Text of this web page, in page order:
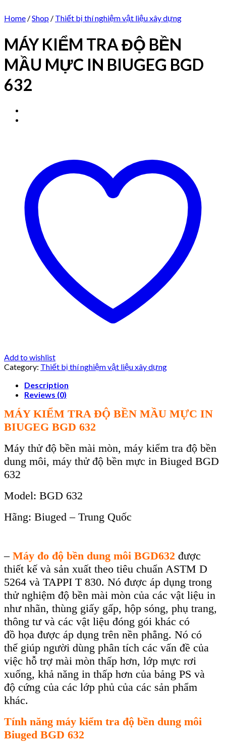
Add to wishlist
Home /Shop / Thiết bị thí nghiệm vật liệu xây dựng
MÁY KIỂM TRA ĐỘ BỀN
MẦU MỰC IN BIUGEG BGD
632
Add to wishlist
Category: Thiết bị thí nghiệm vật liệu xây dựng
Description
Reviews (0)
MÁY KIỂM TRA ĐỘ BỀN MẦU MỰC IN
BIUGEG BGD 632
Máy thử độ bền mài mòn, máy kiểm tra độ bền
dung môi, máy thử độ bền mực in Biuged BGD
632
Model: BGD 632
Hãng: Biuged – Trung Quốc
– Máy đo độ bền dung môi BGD632 được
thiết kế và sản xuất theo tiêu chuẩn ASTM D
5264 và TAPPI T 830. Nó được áp dụng trong
thửnghiệm độ bền mài mòn của các vật liệu in
như nhãn, thùng giấy gấp, hộp sóng, phụ trang,
thông tư và các vật liệu đóng gói khác có
đồ họa được áp dụng trên nền phẳng. Nó có
thể giúp người dùng phân tích các vấn đề của
việc hỗ trợ mài mòn thấp hơn, lớp mực rơi
xuống, khả năng in thấp hơn của bảng PS và
độ cứng của các lớp phủ của các sản phẩm
khác.
Tính năng máy kiểm tra độ bền dung môi
Biuged BGD 632